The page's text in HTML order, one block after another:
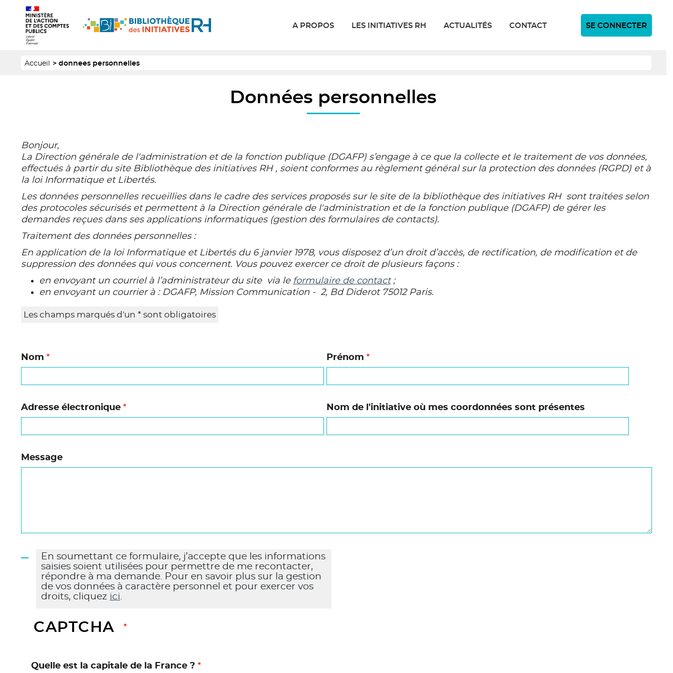
Panneau de gestion des cookies
contenu
principal
Logo
Logo
Navigation
principale
A PROPOS LES INITIATIVES RH ACTUALITÉS CONTACT SE CONNECTER
Fil
Accueil donnees personnelles
Données personnelles
Bonjour,
La Direction générale de l'administration et de la fonction publique (DGAFP) s’engage à ce que la collecte et le traitement de vos données,
effectués à partir du site Bibliothèque des initiatives RH , soient conformes au règlement général sur la protection des données (RGPD) et à
la loi Informatique et Libertés.
Les données personnelles recueillies dans le cadre des services proposés sur le site de la bibliothèque des initiatives RH sont traitées selon
des protocoles sécurisés et permettent à la Direction générale de l'administration et de la fonction publique (DGAFP) de gérer les
demandes reçues dans ses applications informatiques (gestion des formulaires de contacts).
Traitement des données personnelles :
En application de la loi Informatique et Libertés du 6 janvier 1978, vous disposez d’un droit d’accès, de rectification, de modification et de
suppression des données qui vous concernent. Vous pouvez exercer ce droit de plusieurs façons :
en envoyant un courriel à l’administrateur du site via le formulaire de contact;
en envoyant un courrier à : DGAFP, Mission Communication - 2, Bd Diderot 75012 Paris.
Les champs marqués d'un * sont obligatoires
Nom Prénom
Adresse électronique Nom de l'initiative où mes coordonnées sont présentes
Message
En soumettant ce formulaire, j’accepte que les informations
saisies soient utilisées pour permettre de me recontacter,
répondre à ma demande. Pour en savoir plus sur la gestion
de vos données à caractère personnel et pour exercer vos
droits, cliquez ici.
CAPTCHA
Quelle est la capitale de la France ?